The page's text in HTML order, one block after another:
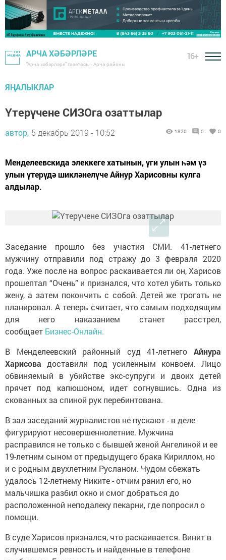
АРЧА ХӘБӘРЛӘРЕ
"Арча хәбәрләре" газетасы - Арча районы
16+
ЯҢАЛЫКЛАР
Үтерүчене СИЗОга озаттылар
автор, 5 декабрь 2019 - 10:52 1820 0 0
Менделеевскида элеккеге хатынын, үги улын һәм үз
улын үтерүдә шикләнелүче Айнур Харисовны кулга
алдылар.
Заседание прошло без участия СМИ. 41-летнего
мужчину отправили под стражу до 3 февраля 2020
года. Уже после на вопрос раскаивается ли он, Харисов
прошептал “Очень” и признался, что хотел убить только
жену, а затем покончить с собой. Детей же трогать не
планировал. А теперь считает, что самым подходящим
для него наказанием станет расстрел,
сообщает Бизнес-Онлайн.
В Менделеевский районный суд 41-летнего Айнура
Харисова доставили под усиленным конвоем. Лицо
обвиняемый в убийстве экс-супруги и двоих детей
прячет под капюшоном, идет согнувшись. Одна из
скованных за спиной рук перебинтована.
В зал заседаний журналистов не пускают - в деле
фигурируют несовершеннолетние. Мужчина
расправился не только с бывшей женой Ангелиной и ее
19-летним сыном от предыдущего брака Кириллом, но
и с родным двухлетним Русланом. Чудом сбежать
удалось 12-летнему Никите - отчим ранил его, но
мальчишка разбил окно и смог добраться до
расположенной неподалеку пекарни, где попросил о
помощи.
В суде Харисов признался, что раскаивается. Винит в
случившемся ревность и найденные в телефоне